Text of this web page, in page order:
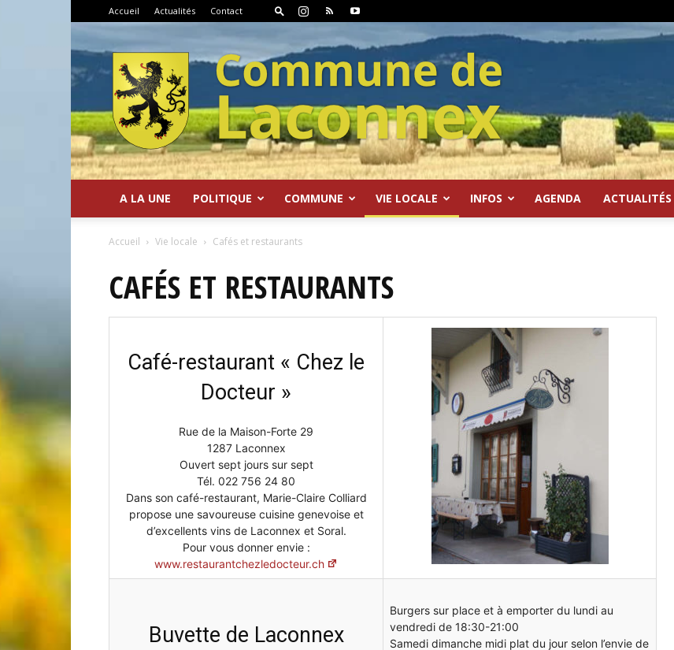
Accueil Actualités Contact
A LA UNE POLITIQUE COMMUNE VIE LOCALE INFOS AGENDA ACTUALITÉS
Accueil Vie locale Cafés et restaurants
CAFÉS ET RESTAURANTS
Café-restaurant « Chez le
Docteur »
Rue de la Maison-Forte 29
1287 Laconnex
Ouvert sept jours sur sept
Tél. 022 756 24 80
Dans son café-restaurant, Marie-Claire Colliard
propose une savoureuse cuisine genevoise et
d’excellents vins de Laconnex et Soral.
Pour vous donner envie :
www.restaurantchezledocteur.ch
Buvette de Laconnex
Burgers sur place et à emporter du lundi au
vendredi de 18:30-21:00
Samedi dimanche midi plat du jour selon l’envie de